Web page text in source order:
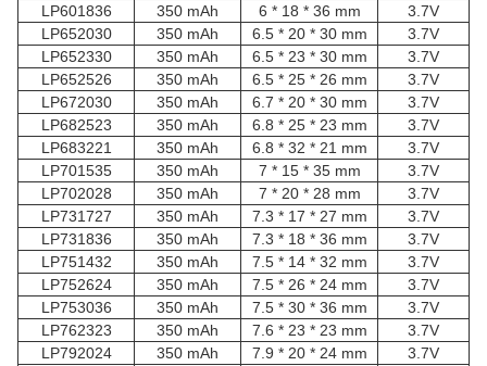
LP601836
350 mAh 6 * 18 * 36 mm
3.7V
LP652030
350 mAh 6.5 * 20 * 30 mm
3.7V
LP652330
350 mAh 6.5 * 23 * 30 mm
3.7V
LP652526
350 mAh 6.5 * 25 * 26 mm
3.7V
LP672030
350 mAh 6.7 * 20 * 30 mm
3.7V
LP682523
350 mAh 6.8 * 25 * 23 mm
3.7V
LP683221
350 mAh 6.8 * 32 * 21 mm
3.7V
LP701535
350 mAh 7 * 15 * 35 mm
3.7V
LP702028
350 mAh 7 * 20 * 28 mm
3.7V
LP731727
350 mAh 7.3 * 17 * 27 mm
3.7V
LP731836
350 mAh 7.3 * 18 * 36 mm
3.7V
LP751432
350 mAh 7.5 * 14 * 32 mm
3.7V
LP752624
350 mAh 7.5 * 26 * 24 mm
3.7V
LP753036
350 mAh 7.5 * 30 * 36 mm
3.7V
LP762323
350 mAh 7.6 * 23 * 23 mm
3.7V
LP792024
350 mAh 7.9 * 20 * 24 mm
3.7V